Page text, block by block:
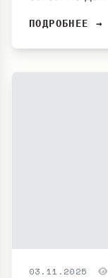
ПОДРОБНЕЕ →
03.11.2025